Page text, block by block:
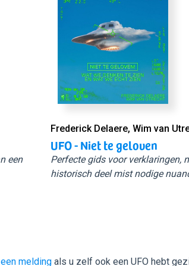
een
Frederick Delaere, Wim van
UFO - Niet te geloven
Perfecte gids voor verklaringen,
historisch deel mist nodige
melding als u zelf ook een UFO hebt